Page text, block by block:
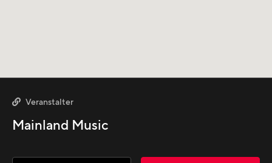
 Veranstalter
Mainland Music